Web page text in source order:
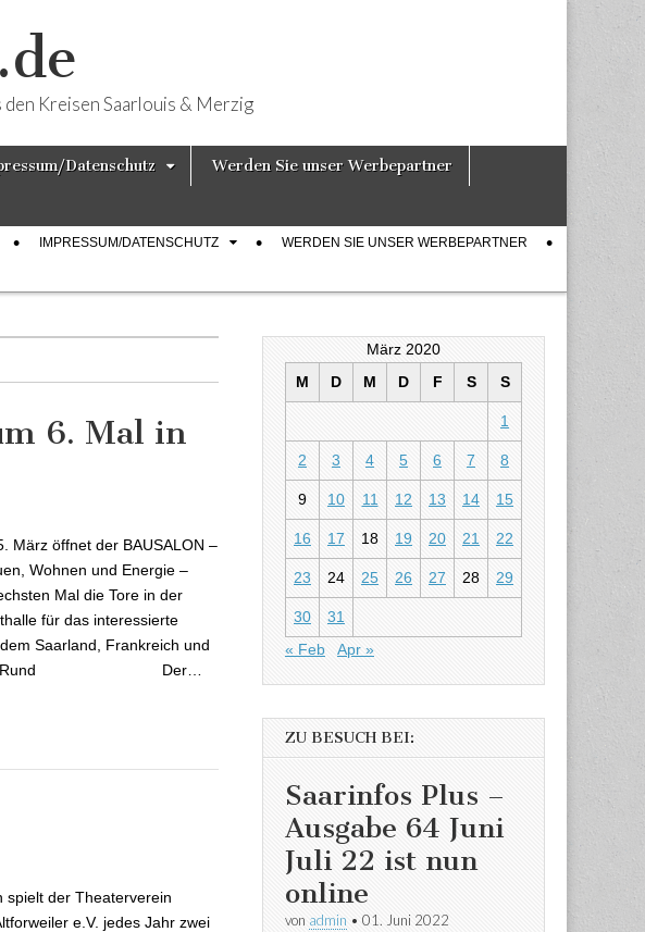
Kreisen Saarlouis & Merzig
Datenschutz Werden Sie unser Werbepartner
IMPRESSUM/DATENSCHUTZ WERDEN SIE UNSER WERBEPARTNER
6. Mal in
März öffnet der BAUSALON –
Wohnen und Energie –
Mal die Tore in der
für das interessierte
Saarland, Frankreich und
Rund Der…
spielt der Theaterverein
e.V. jedes Jahr zwei
März 2020
M
D M D F S S
1
2 3 4 5 6 7 8
9 10 11 12 13 14 15
16 17 18 19 20 21 22
23 24 25 26 27 28 29
30
31
« Feb
Apr »
ZU BESUCH BEI:
Saarinfos Plus –
Ausgabe 64 Juni
Juli 22 ist nun
online
von admin • 01. Juni 2022